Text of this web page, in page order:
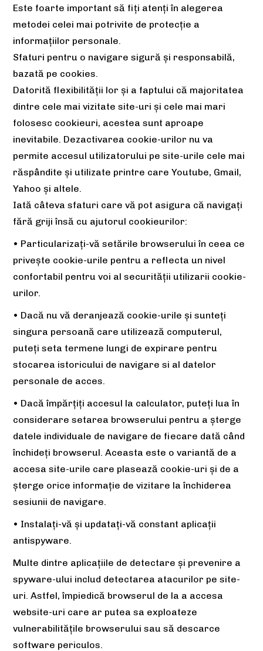
Este foarte important să fiți atenți în alegerea
metodei celei mai potrivite de protecție a
informațiilor personale.
Sfaturi pentru o navigare sigură și responsabilă,
bazată pe cookies.
Datorită flexibilității lor și a faptului că majoritatea
dintre cele mai vizitate site-uri și cele mai mari
folosesc cookieuri, acestea sunt aproape
inevitabile. Dezactivarea cookie-urilor nu va
permite accesul utilizatorului pe site-urile cele mai
răspândite și utilizate printre care Youtube, Gmail,
Yahoo și altele.
Iată câteva sfaturi care vă pot asigura că navigați
fără griji însă cu ajutorul cookieurilor:
• Particularizați-vă setările browserului în ceea ce
privește cookie-urile pentru a reflecta un nivel
confortabil pentru voi al securității utilizarii cookie-
urilor.
• Dacă nu vă deranjează cookie-urile și sunteți
singura persoană care utilizează computerul,
puteți seta termene lungi de expirare pentru
stocarea istoricului de navigare si al datelor
personale de acces.
• Dacă împărțiți accesul la calculator, puteți lua în
considerare setarea browserului pentru a șterge
datele individuale de navigare de fiecare dată când
închideți browserul. Aceasta este o variantă de a
accesa site-urile care plasează cookie-uri și de a
șterge orice informație de vizitare la închiderea
sesiunii de navigare.
• Instalați-vă și updatați-vă constant aplicații
antispyware.
Multe dintre aplicațiile de detectare și prevenire a
spyware-ului includ detectarea atacurilor pe site-
uri. Astfel, împiedică browserul de la a accesa
website-uri care ar putea sa exploateze
vulnerabilitățile browserului sau să descarce
software periculos.